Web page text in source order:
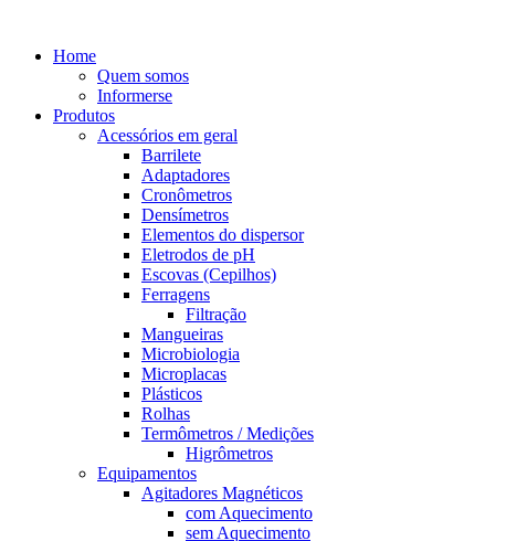
Home
Quem somos
Informerse
Produtos
Acessórios em geral
Barrilete
Adaptadores
Cronômetros
Densímetros
Elementos do dispersor
Eletrodos de pH
Escovas (Cepilhos)
Ferragens
Filtração
Mangueiras
Microbiologia
Microplacas
Plásticos
Rolhas
Termômetros / Medições
Higrômetros
Equipamentos
Agitadores Magnéticos
com Aquecimento
sem Aquecimento